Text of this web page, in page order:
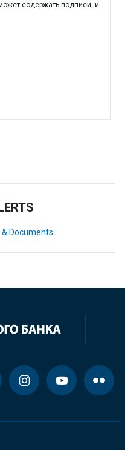
содержать подписи, и
Documents